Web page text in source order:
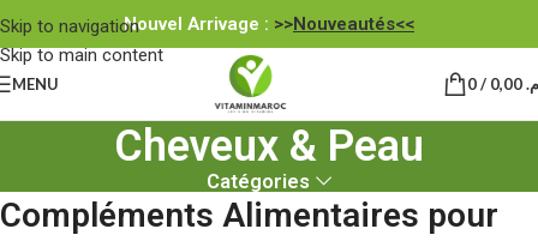
Skip to navigation
Skip to main content
Nouvel Arrivage : >>Nouveautés<<
MENU 0/
Cheveux & Peau
Catégories
Compléments Alimentaires pour